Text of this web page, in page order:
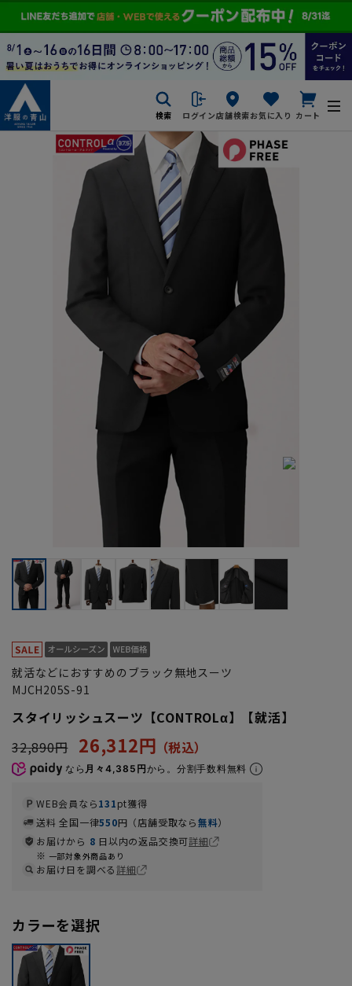
検索 ログイン店舗検索お気に入り カート
就活などにおすすめのブラック無地スーツ
MJCH205S-91
スタイリッシュスーツ【CONTROLα】【就活】
32,890円
26,312円
なら 月々4,385円から。分割手数料無料
WEB会員なら131pt獲得
送料 全国一律550円（店舗受取なら無料）
お届けから 8 日以内の返品交換可詳細
一部対象外商品あり
お届け日を調べる詳細
カラーを選択